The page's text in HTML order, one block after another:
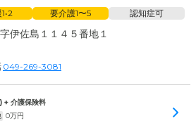
要介護1〜5 認知症可
伊佐島１１４５番地１
049-269-3081
+ 介護保険料
0万円